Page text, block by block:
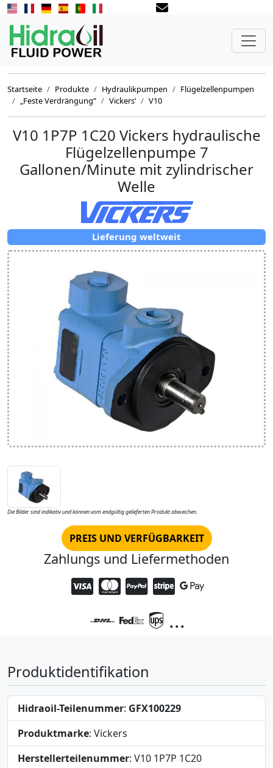
Startseite Produkte Hydraulikpumpen
Flügelzellenpumpen
„Feste Verdrängung“
Vickers‘ V10
V10 1P7P 1C20 Vickers hydraulische
Flügelzellenpumpe 7
Gallonen/Minute mit zylindrischer
Welle
Lieferung weltweit
Die Bilder sind indikativ und können vom endgültig gelieferten Produkt abweichen.
PREIS UND VERFÜGBARKEIT
Zahlungs und Liefermethoden
...
Produktidentifikation
Hidraoil-Teilenummer: GFX100229
Produktmarke: Vickers
Herstellerteilenummer: V10 1P7P 1C20